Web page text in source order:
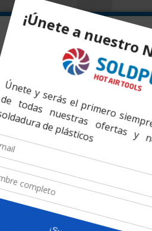
Inicio»Productos»Tubo de Mica